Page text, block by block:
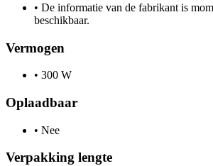
• De informatie van de fabrikant is
beschikbaar.
Vermogen
• 300 W
Oplaadbaar
• Nee
Verpakking lengte